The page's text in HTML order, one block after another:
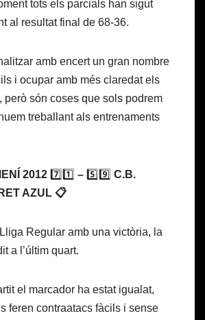
tots els parcials han sigut
al resultat final de 68-36.
amb encert un gran nombre
i ocupar amb més claredat els
però són coses que sols podrem
treballant als entrenaments
2012 7️⃣1️⃣ – 5️⃣9️⃣ C.B.
AZUL 📋
Regular amb una victòria, la
a l’últim quart.
el marcador ha estat igualat,
feren contraatacs fàcils i sense